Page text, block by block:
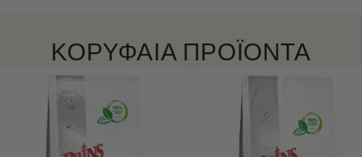
ΚΟΡΥΦΑΙΑ ΠΡΟΪΟΝΤΑ